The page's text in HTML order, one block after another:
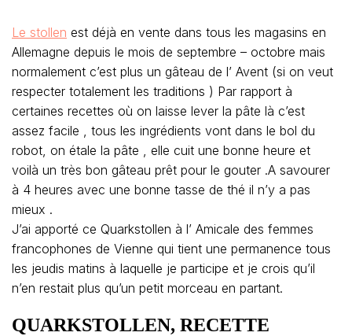
Le stollen est déjà en vente dans tous les magasins en
Allemagne depuis le mois de septembre – octobre mais
normalement c’est plus un gâteau de l’ Avent (si on veut
respecter totalement les traditions ) Par rapport à
certaines recettes où on laisse lever la pâte là c’est
assez facile , tous les ingrédients vont dans le bol du
robot, on étale la pâte , elle cuit une bonne heure et
voilà un très bon gâteau prêt pour le gouter .A savourer
à 4 heures avec une bonne tasse de thé il n’y a pas
mieux .
J’ai apporté ce Quarkstollen à l’ Amicale des femmes
francophones de Vienne qui tient une permanence tous
les jeudis matins à laquelle je participe et je crois qu’il
n’en restait plus qu’un petit morceau en partant.
QUARKSTOLLEN, RECETTE